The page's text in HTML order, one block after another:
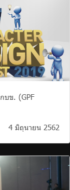
บข. (GPF
4 มิถุนายน 2562